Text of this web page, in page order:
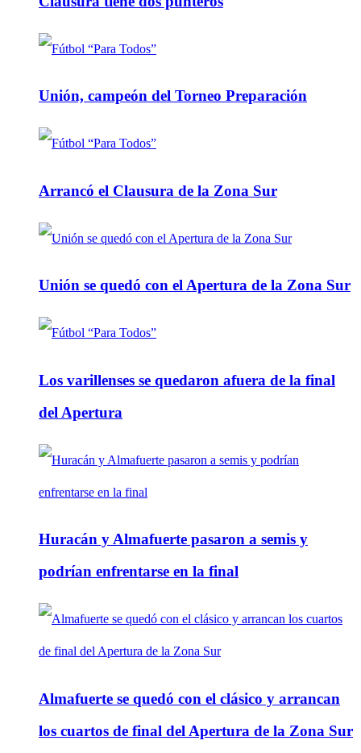
Unión, campeón del Torneo Preparación
Arrancó el Clausura de la Zona Sur
Unión se quedó con el Apertura de la Zona Sur
Los varillenses se quedaron afuera de la final
del Apertura
Huracán y Almafuerte pasaron a semis y
podrían enfrentarse en la final
Almafuerte se quedó con el clásico y arrancan
los cuartos de final del Apertura de la Zona Sur